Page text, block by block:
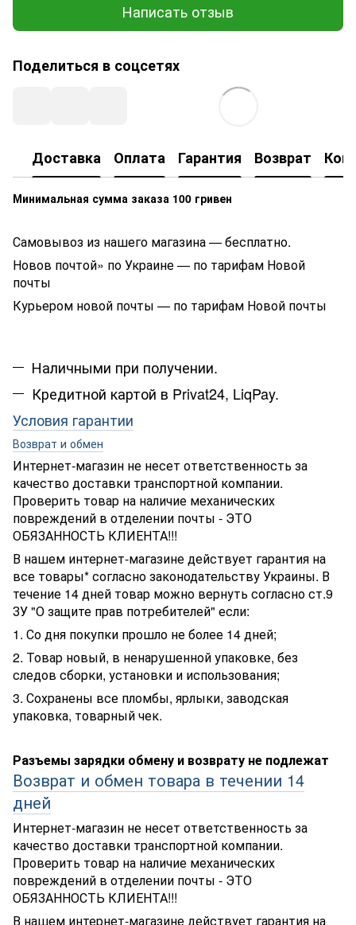
Написать отзыв
Поделиться в соцсетях
Доставка Оплата Гарантия Возврат
Минимальная сумма заказа 100 гривен
Самовывоз из нашего магазина — бесплатно.
Новов почтой» по Украине — по тарифам Новой
почты
Курьером новой почты — по тарифам Новой почты
Наличными при получении.
Кредитной картой в Privat24, LiqPay.
Условия гарантии
Возврат и обмен
Интернет-магазин не несет ответственность за
качество доставки транспортной компании.
Проверить товар на наличие механических
повреждений в отделении почты - ЭТО
ОБЯЗАННОСТЬ КЛИЕНТА!!!
В нашем интернет-магазине действует гарантия на
все товары* согласно законодательству Украины. В
течение 14 дней товар можно вернуть согласно ст.9
ЗУ "О защите прав потребителей" если:
1. Со дня покупки прошло не более 14 дней;
2. Товар новый, в ненарушенной упаковке, без
следов сборки, установки и использования;
3. Сохранены все пломбы, ярлыки, заводская
упаковка, товарный чек.
Разъемы зарядки обмену и возврату не подлежат
Возврат и обмен товара в течении 14
дней
Интернет-магазин не несет ответственность за
качество доставки транспортной компании.
Проверить товар на наличие механических
повреждений в отделении почты - ЭТО
ОБЯЗАННОСТЬ КЛИЕНТА!!!
В нашем интернет-магазине действует гарантия на